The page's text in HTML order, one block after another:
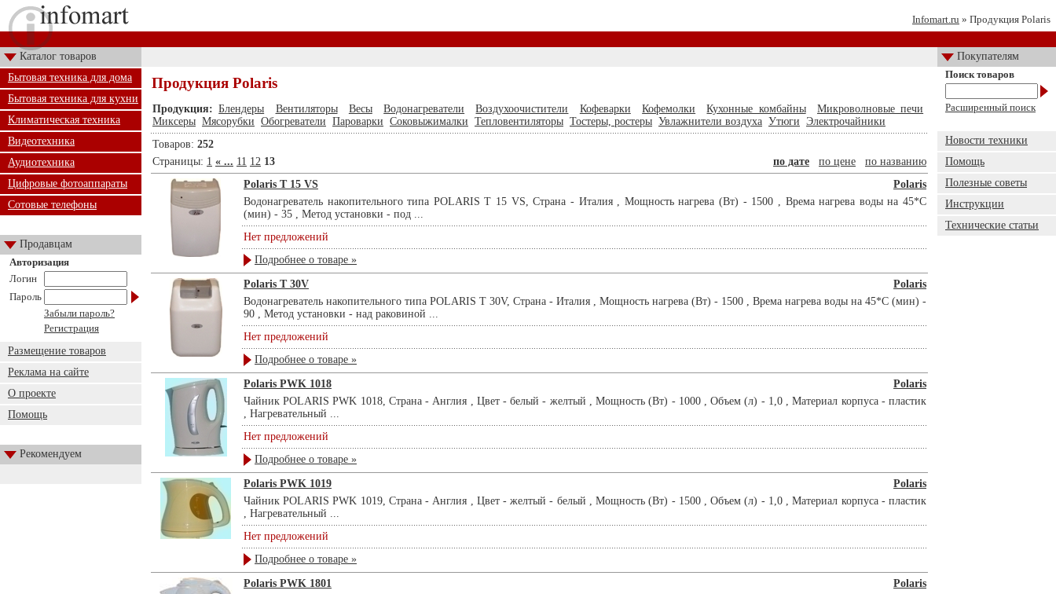
Infomart.ru » Продукция Polaris
Каталог товаров
Покупателям
Бытовая техника для дома
Бытовая техника для кухни
Климатическая техника
Видеотехника
Аудиотехника
Цифровые фотоаппараты
Сотовые телефоны
Продавцам
Авторизация
Логин
Пароль
Забыли пароль?
Регистрация
Размещение товаров
Реклама на сайте
О проекте
Помощь
Рекомендуем
Продукция Polaris
Продукция: Блендеры Вентиляторы Весы Водонагреватели Воздухоочистители Кофеварки Кофемолки Кухонные комбайны
Микроволновые печи
Миксеры Мясорубки Обогреватели Пароварки Соковыжималки Тепловентиляторы Тостеры, ростеры Увлажнители воздуха Утюги Электрочайники
Товаров: 252
Страницы: 1 « ... 11 12 13 по дате по цене
по названию
Polaris T 15 VS
Polaris
Водонагреватель накопительного типа POLARIS T 15 VS, Страна - Италия , Мощность нагрева (Вт) - 1500 , Врема нагрева воды на 45*С
(мин) - 35 , Метод установки - под ...
Нет предложений
Подробнее о товаре »
Polaris T 30V
Polaris
Водонагреватель накопительного типа POLARIS T 30V, Страна - Италия , Мощность нагрева (Вт) - 1500 , Врема нагрева воды на 45*С (мин) -
90 , Метод установки - над раковиной ...
Нет предложений
Подробнее о товаре »
Polaris PWK 1018
Polaris
Чайник POLARIS PWK 1018, Страна - Англия , Цвет - белый - желтый , Мощность (Вт) - 1000 , Объем (л) - 1,0 , Материал корпуса - пластик
, Нагревательный ...
Нет предложений
Подробнее о товаре »
Polaris PWK 1019
Polaris
Чайник POLARIS PWK 1019, Страна - Англия , Цвет - желтый - белый , Мощность (Вт) - 1500 , Объем (л) - 1,0 , Материал корпуса - пластик
, Нагревательный ...
Нет предложений
Подробнее о товаре »
Polaris PWK 1801
Polaris
Поиск товаров
Расширенный поиск
Новости техники
Помощь
Полезные советы
Инструкции
Технические статьи